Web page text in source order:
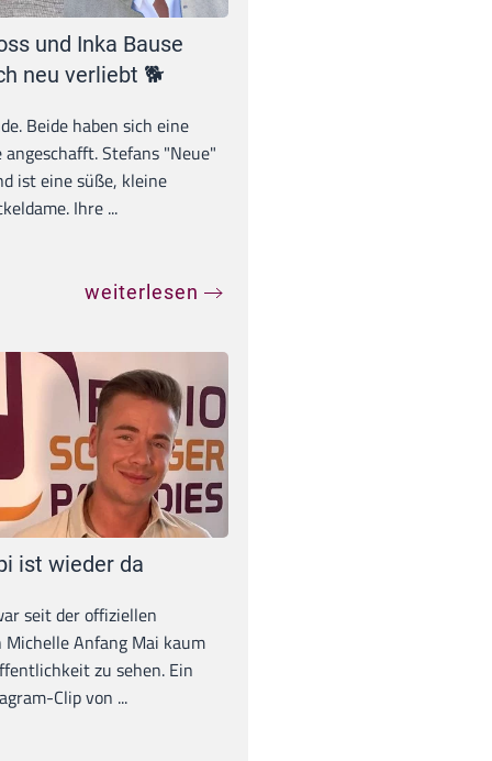
und Inka Bause
neu verliebt 🐕
Beide haben sich eine
angeschafft. Stefans "Neue"
ist eine süße, kleine
Ihre ...
weiterlesen
ist wieder da
seit der offiziellen
Michelle Anfang Mai kaum
zu sehen. Ein
Clip von ...